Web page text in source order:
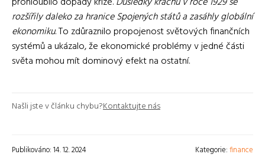
rozšířily daleko za hranice Spojených států a zasáhly globální
ekonomiku. To zdůraznilo propojenost světových finančních
systémů a ukázalo, že ekonomické problémy v jedné části
světa mohou mít dominový efekt na ostatní.
Našli jste v článku chybu?Kontaktujte nás
Publikováno: 14. 12. 2024 Kategorie:finance